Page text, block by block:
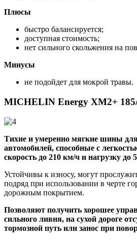
Плюсы
быстро балансируется;
доступная стоимость;
нет сильного скольжения на
Минусы
не подойдет для мокрой травы.
MICHELIN Energy XM2+
Тихие и умеренно мягкие шины
автомобилей, способные с
скорость до 210 км/ч и нагрузку до
Устойчивы к износу, могут
подряд при использовании в черте
дорожным покрытием.
Позволяют получить хорошее
сильного ливня, на сухой дороге
тормозной путь или занос при